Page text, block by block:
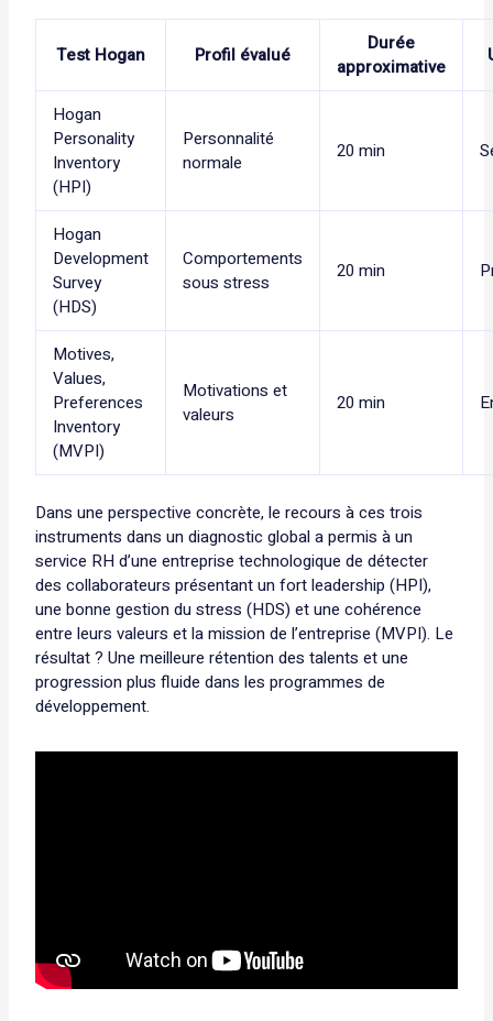
Test Hogan Profil évalué
Durée
approximative
Hogan
Personality
Inventory
(HPI)
Personnalité
normale
20 min
Hogan
Development
Survey
(HDS)
Comportements
sous stress
20 min
Motives,
Values,
Preferences
Inventory
(MVPI)
Motivations et
valeurs
20 min
Dans une perspective concrète, le recours à ces trois
instruments dans un diagnostic global a permis à un
service RH d’une entreprise technologique de détecter
des collaborateurs présentant un fort leadership (HPI),
une bonne gestion du stress (HDS) et une cohérence
entre leurs valeurs et la mission de l’entreprise (MVPI). Le
résultat ? Une meilleure rétention des talents et une
progression plus fluide dans les programmes de
développement.